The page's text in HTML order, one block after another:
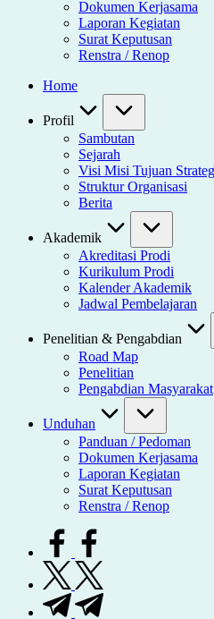
Dokumen Kerjasama
Laporan Kegiatan
Surat Keputusan
Renstra / Renop
Home
Profil
Sambutan
Sejarah
Visi Misi Tujuan
Struktur Organisasi
Berita
Akademik
Akreditasi Prodi
Kurikulum Prodi
Kalender Akademik
Jadwal Pembelajaran
Penelitian & Pengabdian
Road Map
Penelitian
Pengabdian Masyarakat
Unduhan
Panduan / Pedoman
Dokumen Kerjasama
Laporan Kegiatan
Surat Keputusan
Renstra / Renop
facebook.com
twitter.com
t.me